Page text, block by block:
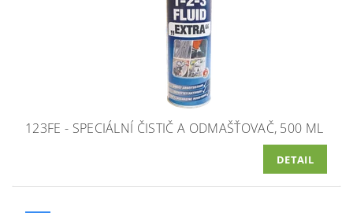
123FE - SPECIÁLNÍ ČISTIČ A ODMAŠŤOVAČ, 500 ML
DETAIL